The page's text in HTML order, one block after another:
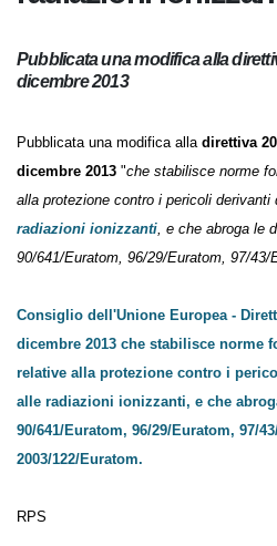
Pubblicata una modifica alla
5 dicembre 2013
Pubblicata una modifica alladirettiva
dicembre 2013 "che stabilisce norme
relative alla protezione contro i pericoli
radiazioni ionizzanti , e che abroga le
90/641/Euratom, 96/29/Euratom, 97/
Consiglio dell'Unione Europea -
dicembre 2013 che stabilisce
relative alla protezione contro i
dall’esposizione alle radiazioni
direttive 89/618/Euratom, 90/641/